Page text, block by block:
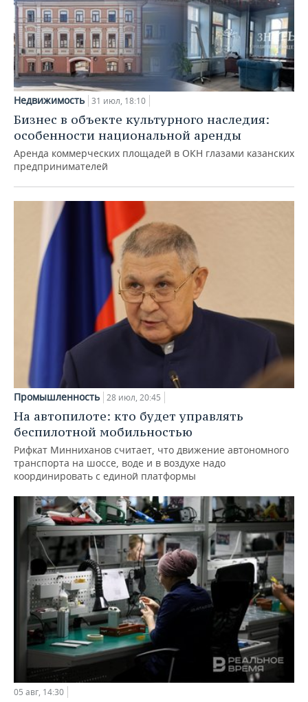
Недвижимость 31 июл, 18:10
Бизнес в объекте культурного наследия:
особенности национальной аренды
Аренда коммерческих площадей в ОКН глазами казанских
предпринимателей
Промышленность 28 июл, 20:45
На автопилоте: кто будет управлять
беспилотной мобильностью
Рифкат Минниханов считает, что движение автономного
транспорта на шоссе, воде и в воздухе надо
координировать с единой платформы
05 авг, 14:30